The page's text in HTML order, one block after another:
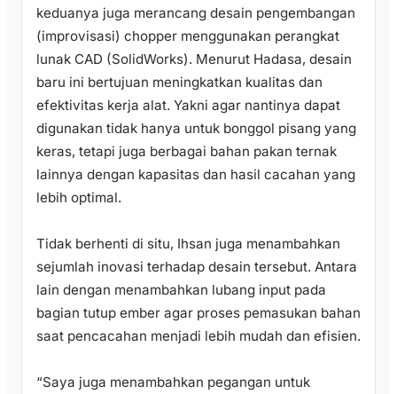
keduanya juga merancang desain pengembangan
(improvisasi) chopper menggunakan perangkat
lunak CAD (SolidWorks). Menurut Hadasa, desain
baru ini bertujuan meningkatkan kualitas dan
efektivitas kerja alat. Yakni agar nantinya dapat
digunakan tidak hanya untuk bonggol pisang yang
keras, tetapi juga berbagai bahan pakan ternak
lainnya dengan kapasitas dan hasil cacahan yang
lebih optimal.
Tidak berhenti di situ, Ihsan juga menambahkan
sejumlah inovasi terhadap desain tersebut. Antara
lain dengan menambahkan lubang input pada
bagian tutup ember agar proses pemasukan bahan
saat pencacahan menjadi lebih mudah dan efisien.
“Saya juga menambahkan pegangan untuk